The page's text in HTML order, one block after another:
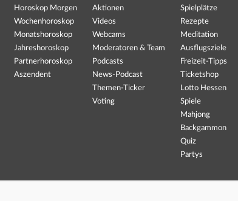
Horoskop Morgen
Wochenhoroskop
Monatshoroskop
Jahreshoroskop
Partnerhoroskop
Aszendent
Aktionen
Videos
Webcams
Moderatoren & Team
Podcasts
News-Podcast
Themen-Ticker
Voting
Spielplätze
Rezepte
Meditation
Ausflugsziele
Freizeit-Tipps
Ticketshop
Lotto Hessen
Spiele
Mahjong
Backgammon
Quiz
Partys